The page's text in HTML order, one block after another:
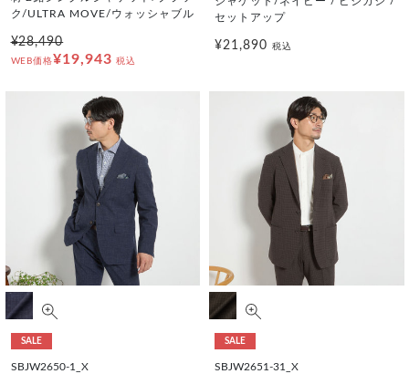
ク/ULTRA MOVE/ウォッシャブル
¥28,490
WEB価格¥19,943 税込
セットアップ
¥21,890 税込
SALE
SBJW2650-1_X
SALE
SBJW2651-31_X